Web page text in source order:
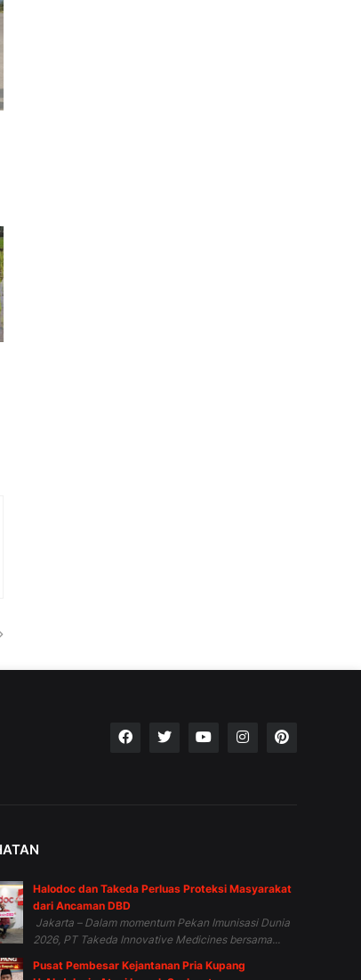
Halodoc dan Takeda Perluas Proteksi Masyarakat
dari Ancaman DBD
Jakarta – Dalam momentum Pekan Imunisasi Dunia
2026, PT Takeda Innovative Medicines bersama...
Pusat Pembesar Kejantanan Pria Kupang